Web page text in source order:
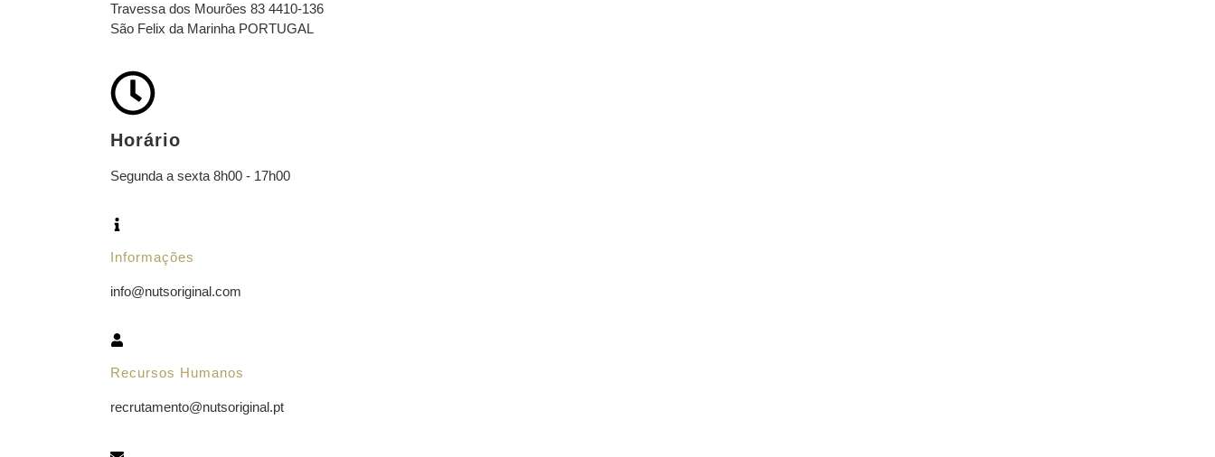
Travessa dos Mourões 83 4410-136
São Felix da Marinha PORTUGAL
Horário
Segunda a sexta 8h00 - 17h00
Informações
info@nutsoriginal.com
Recursos Humanos
recrutamento@nutsoriginal.pt